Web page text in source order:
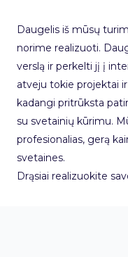
Daugelis iš mūsų
norime realizuoti.
verslą ir perkelti jį į
atveju tokie projektai
kadangi pritrūksta
su svetainių kūrimu.
profesionalias, gerą
svetaines.
Drąsiai realizuokite